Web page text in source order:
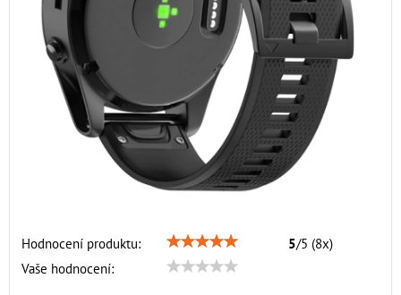
Hodnocení produktu: 5/5 (8x)
Vaše hodnocení: